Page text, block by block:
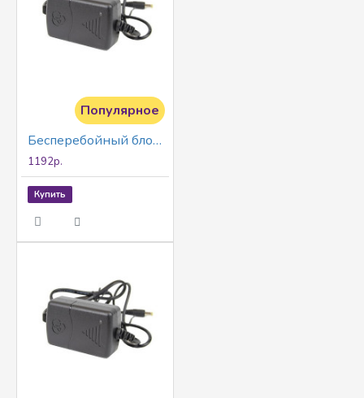
Популярное
Бесперебойный блок питания Full Energy BGP-BPL121 Smart Prime
1192р.
Купить